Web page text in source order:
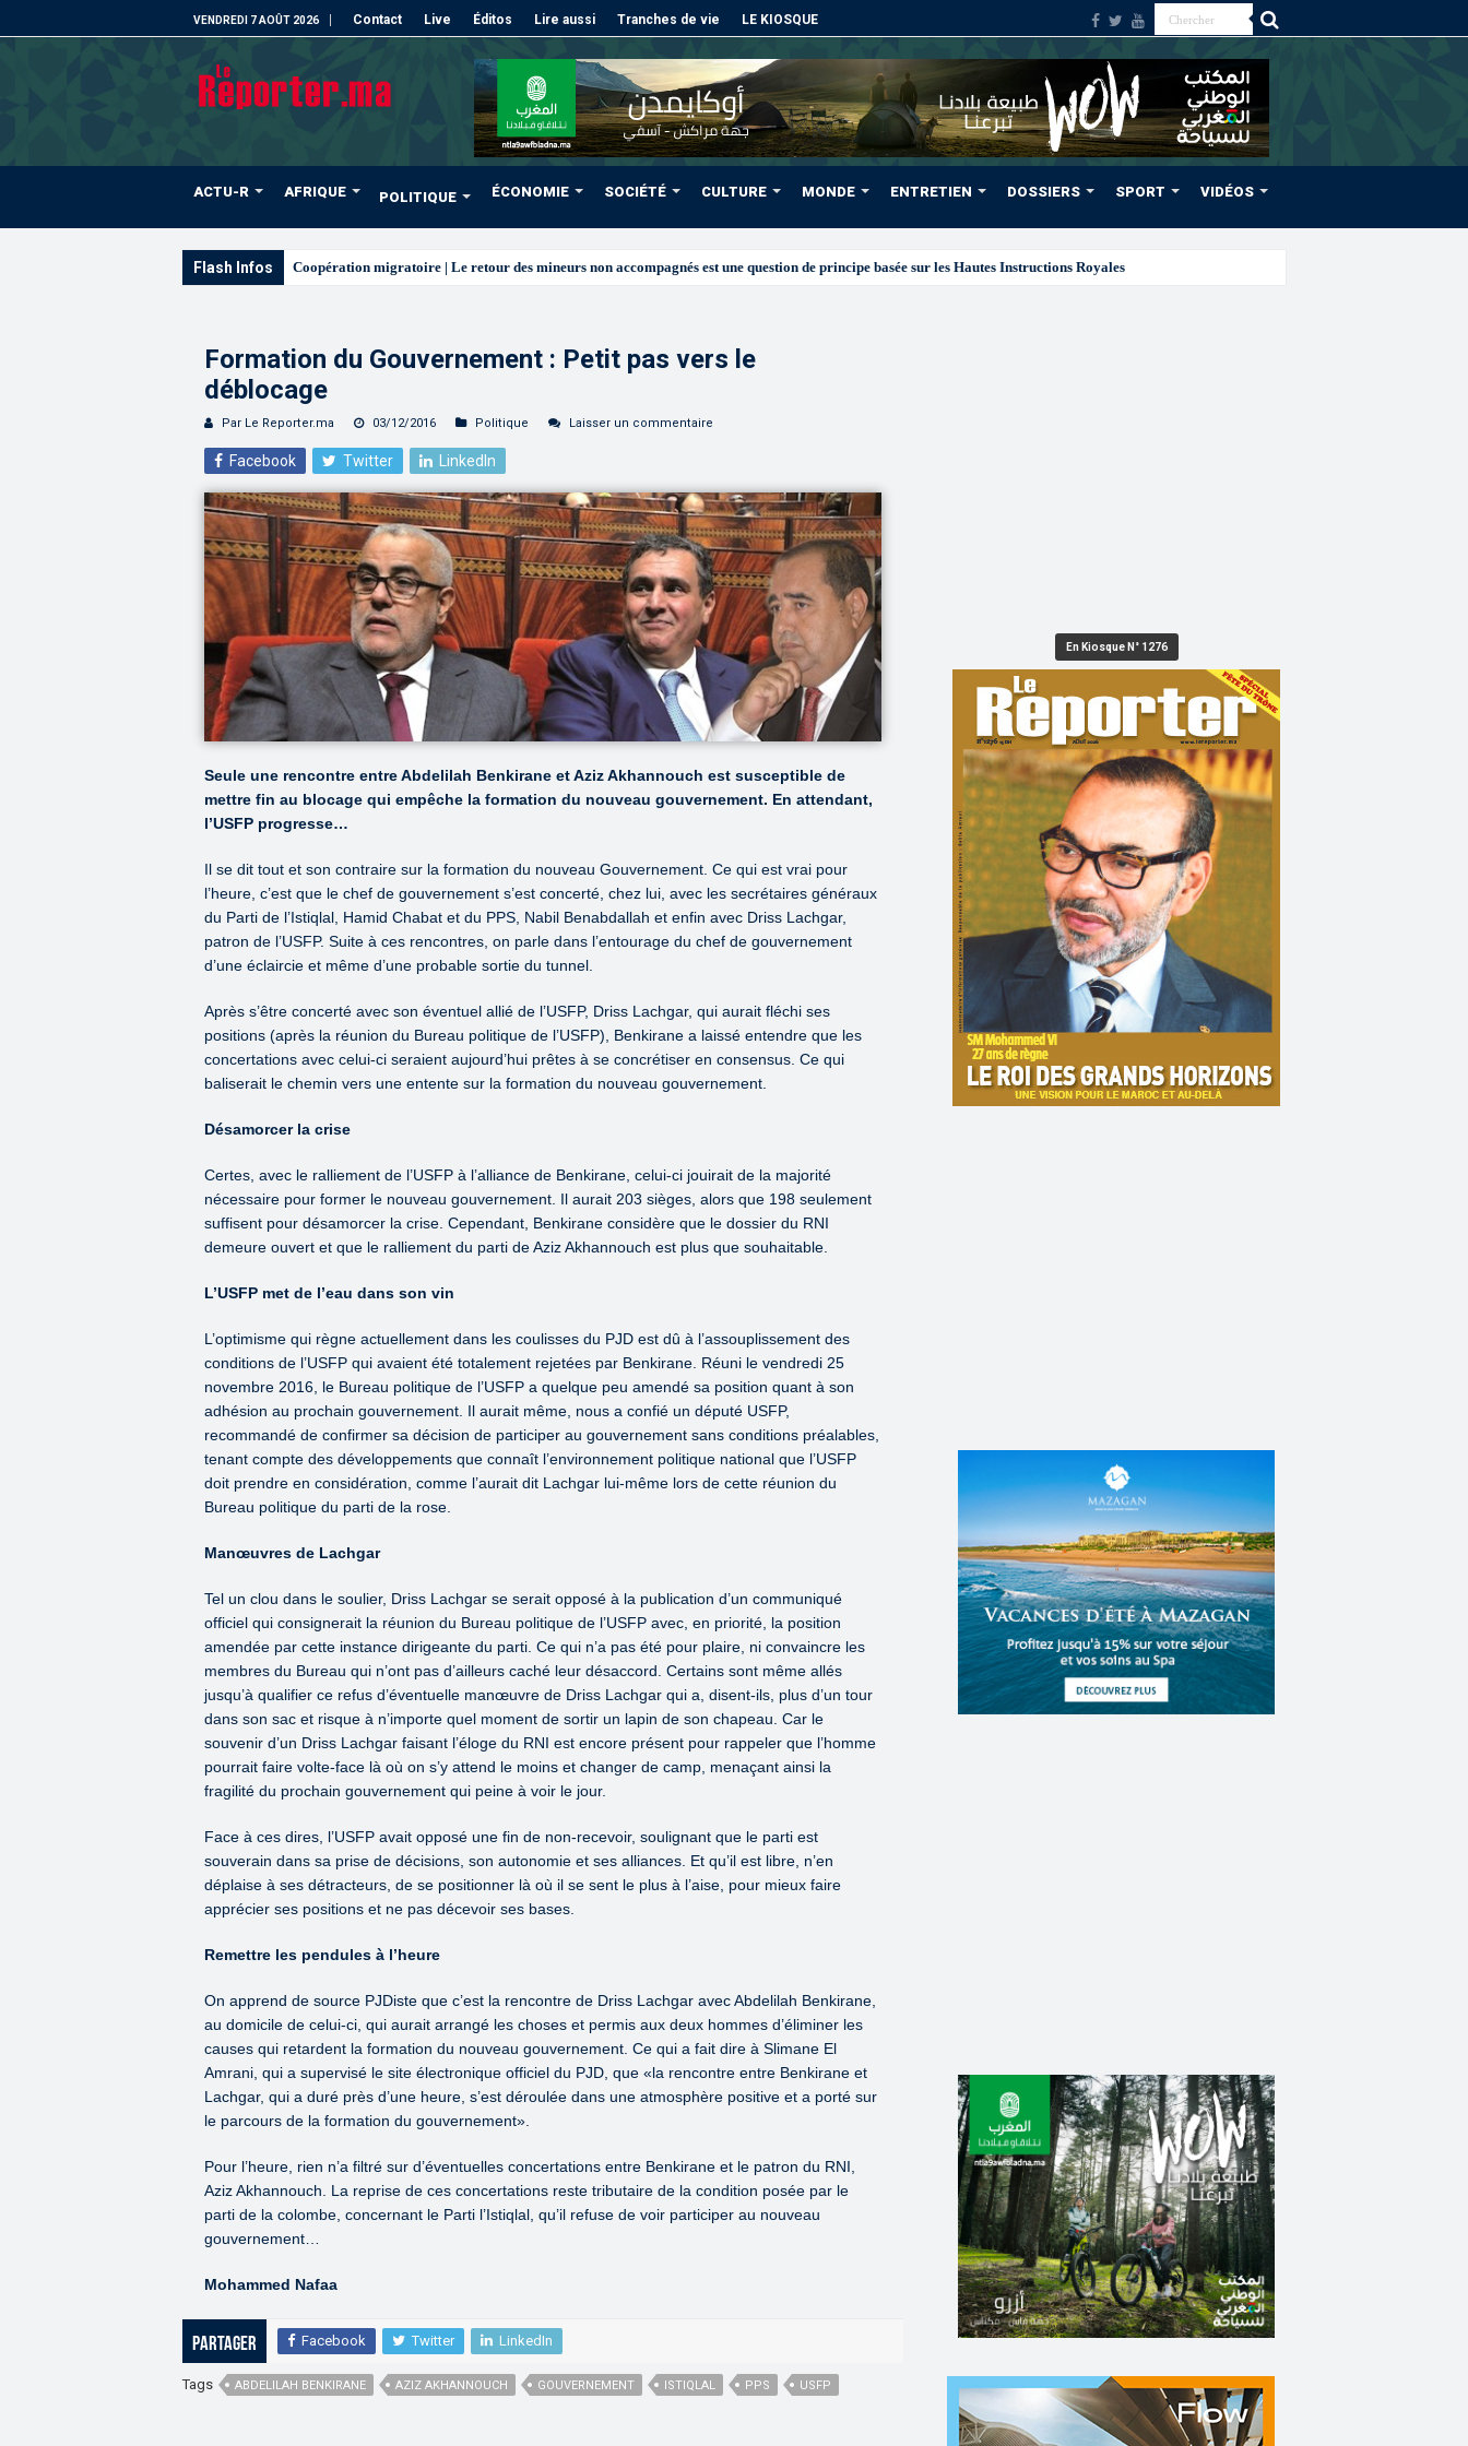
VENDREDI 7 AOÛT 2026 Contact Live Éditos Lire aussi Tranches de vie LE KIOSQUE
ACTU-R AFRIQUE POLITIQUE ÉCONOMIE SOCIÉTÉ CULTURE MONDE ENTRETIEN DOSSIERS SPORT VIDÉOS
Flash Infos L’ONMT renfor
Formation du Gouvernement : Petit pas vers le
déblocage
Par Le Reporter.ma 03/12/2016 Politique Laisser un commentaire
Facebook Twitter LinkedIn
Seule une rencontre entre Abdelilah Benkirane et Aziz Akhannouch est susceptible de
mettre fin au blocage qui empêche la formation du nouveau gouvernement. En attendant,
l’USFP progresse…
Il se dit tout et son contraire sur la formation du nouveau Gouvernement. Ce qui est vrai pour
l’heure, c’est que le chef de gouvernement s’est concerté, chez lui, avec les secrétaires généraux
du Parti de l’Istiqlal, Hamid Chabat et du PPS, Nabil Benabdallah et enfin avec Driss Lachgar,
patron de l’USFP. Suite à ces rencontres, on parle dans l’entourage du chef de gouvernement
d’une éclaircie et même d’une probable sortie du tunnel.
Après s’être concerté avec son éventuel allié de l’USFP, Driss Lachgar, qui aurait fléchi ses
positions (après la réunion du Bureau politique de l’USFP), Benkirane a laissé entendre que les
concertations avec celui-ci seraient aujourd’hui prêtes à se concrétiser en consensus. Ce qui
baliserait le chemin vers une entente sur la formation du nouveau gouvernement.
Désamorcer la crise
Certes, avec le ralliement de l’USFP à l’alliance de Benkirane, celui-ci jouirait de la majorité
nécessaire pour former le nouveau gouvernement. Il aurait 203 sièges, alors que 198 seulement
suffisent pour désamorcer la crise. Cependant, Benkirane considère que le dossier du RNI
demeure ouvert et que le ralliement du parti de Aziz Akhannouch est plus que souhaitable.
L’USFP met de l’eau dans son vin
L’optimisme qui règne actuellement dans les coulisses du PJD est dû à l’assouplissement des
conditions de l’USFP qui avaient été totalement rejetées par Benkirane. Réuni le vendredi 25
novembre 2016, le Bureau politique de l’USFP a quelque peu amendé sa position quant à son
adhésion au prochain gouvernement. Il aurait même, nous a confié un député USFP,
recommandé de confirmer sa décision de participer au gouvernement sans conditions préalables,
tenant compte des développements que connaît l’environnement politique national que l’USFP
doit prendre en considération, comme l’aurait dit Lachgar lui-même lors de cette réunion du
Bureau politique du parti de la rose.
Manœuvres de Lachgar
Tel un clou dans le soulier, Driss Lachgar se serait opposé à la publication d’un communiqué
officiel qui consignerait la réunion du Bureau politique de l’USFP avec, en priorité, la position
amendée par cette instance dirigeante du parti. Ce qui n’a pas été pour plaire, ni convaincre les
membres du Bureau qui n’ont pas d’ailleurs caché leur désaccord. Certains sont même allés
jusqu’à qualifier ce refus d’éventuelle manœuvre de Driss Lachgar qui a, disent-ils, plus d’un tour
dans son sac et risque à n’importe quel moment de sortir un lapin de son chapeau. Car le
souvenir d’un Driss Lachgar faisant l’éloge du RNI est encore présent pour rappeler que l’homme
pourrait faire volte-face là où on s’y attend le moins et changer de camp, menaçant ainsi la
fragilité du prochain gouvernement qui peine à voir le jour.
Face à ces dires, l’USFP avait opposé une fin de non-recevoir, soulignant que le parti est
souverain dans sa prise de décisions, son autonomie et ses alliances. Et qu’il est libre, n’en
déplaise à ses détracteurs, de se positionner là où il se sent le plus à l’aise, pour mieux faire
apprécier ses positions et ne pas décevoir ses bases.
Remettre les pendules à l’heure
On apprend de source PJDiste que c’est la rencontre de Driss Lachgar avec Abdelilah Benkirane,
au domicile de celui-ci, qui aurait arrangé les choses et permis aux deux hommes d’éliminer les
causes qui retardent la formation du nouveau gouvernement. Ce qui a fait dire à Slimane El
Amrani, qui a supervisé le site électronique officiel du PJD, que «la rencontre entre Benkirane et
Lachgar, qui a duré près d’une heure, s’est déroulée dans une atmosphère positive et a porté sur
le parcours de la formation du gouvernement».
Pour l’heure, rien n’a filtré sur d’éventuelles concertations entre Benkirane et le patron du RNI,
Aziz Akhannouch. La reprise de ces concertations reste tributaire de la condition posée par le
parti de la colombe, concernant le Parti l’Istiqlal, qu’il refuse de voir participer au nouveau
gouvernement…
Mohammed Nafaa
Partager Facebook Twitter LinkedIn
Tags ABDELILAH BENKIRANE AZIZ AKHANNOUCH GOUVERNEMENT ISTIQLAL PPS USFP
En Kiosque N° 1276